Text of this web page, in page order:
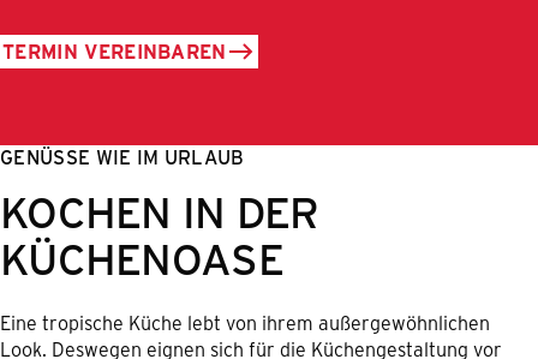
TERMIN VEREINBAREN
GENÜSSE WIE IM URLAUB
KOCHEN IN DER
KÜCHENOASE
Eine tropische Küche lebt von ihrem außergewöhnlichen
Look. Deswegen eignen sich für die Küchengestaltung vor